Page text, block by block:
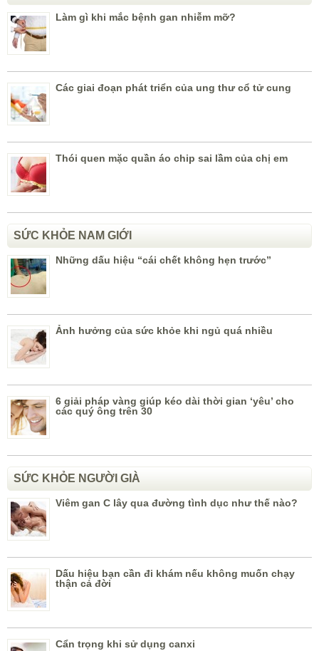
Làm gì khi mắc bệnh gan nhiễm mỡ?
Các giai đoạn phát triển của ung thư cổ tử cung
Thói quen mặc quần áo chip sai lầm của chị em
SỨC KHỎE NAM GIỚI
Những dấu hiệu “cái chết không hẹn trước”
Ảnh hưởng của sức khỏe khi ngủ quá nhiều
6 giải pháp vàng giúp kéo dài thời gian ‘yêu’ cho
các quý ông trên 30
SỨC KHỎE NGƯỜI GIÀ
Viêm gan C lây qua đường tình dục như thế nào?
Dấu hiệu bạn cần đi khám nếu không muốn chạy
thận cả đời
Cẩn trọng khi sử dụng canxi